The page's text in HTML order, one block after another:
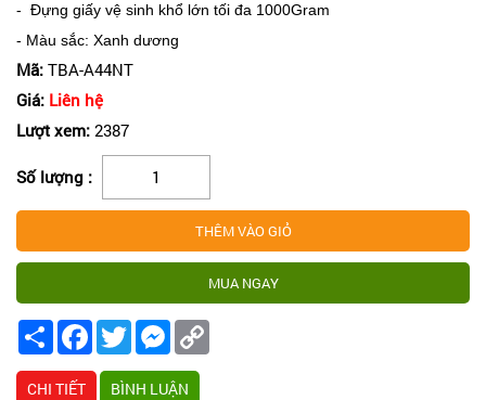
- Đựng giấy vệ sinh khổ lớn tối đa 1000Gram
- Màu sắc: Xanh dương
Mã: TBA-A44NT
Giá: Liên hệ
Lượt xem: 2387
Số lượng :
Share FacebookTwitterMessenger
CHI TIẾT BÌNH LUẬN